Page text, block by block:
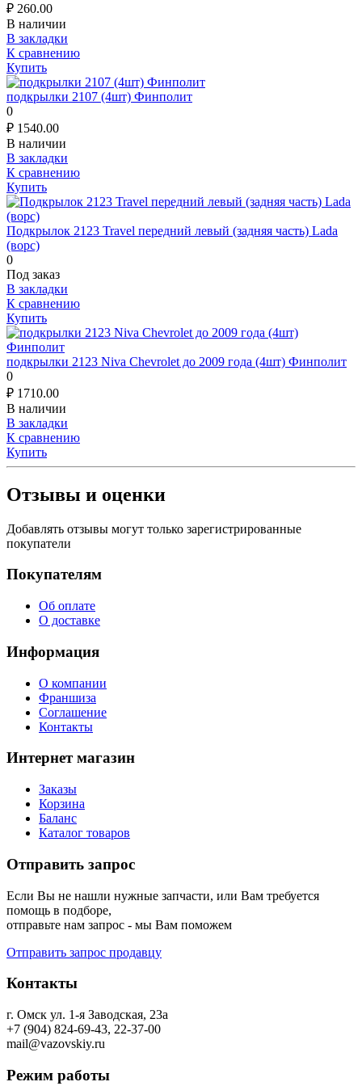
₽ 260.00
В наличии
В закладки
К сравнению
Купить
подкрылки 2107 (4шт) Финполит
0
₽ 1540.00
В наличии
В закладки
К сравнению
Купить
Подкрылок 2123 Travel передний левый (задняя часть) Lada
(ворс)
0
Под заказ
В закладки
К сравнению
Купить
подкрылки 2123 Niva Chevrolet до 2009 года (4шт) Финполит
0
₽ 1710.00
В наличии
В закладки
К сравнению
Купить
Отзывы и оценки
Добавлять отзывы могут только зарегистрированные
покупатели
Покупателям
Об оплате
О доставке
Информация
О компании
Франшиза
Соглашение
Контакты
Интернет магазин
Заказы
Корзина
Баланс
Каталог товаров
Отправить запрос
Если Вы не нашли нужные запчасти, или Вам требуется
помощь в подборе,
отправьте нам запрос - мы Вам поможем
Отправить запрос продавцу
Контакты
г. Омск ул. 1-я Заводская, 23а
+7 (904) 824-69-43, 22-37-00
mail@vazovskiy.ru
Режим работы